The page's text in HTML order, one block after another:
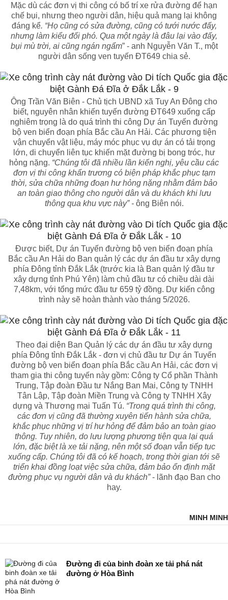
Mặc dù các đơn vị thi công có bố trí xe rửa đường để hạn
chế bụi, nhưng theo người dân, hiệu quả mang lại không
đáng kể. “Họ cũng có sửa đường, cũng có tưới nước đấy,
nhưng làm kiểu đối phó. Qua một ngày là đâu lại vào đấy,
bụi mù trời, ai cũng ngán ngẩm” - anh Nguyễn Văn T., một
người dân sống ven tuyến ĐT649 chia sẻ.
Ông Trần Văn Biên - Chủ tịch UBND xã Tuy An Đông cho
biết, nguyên nhân khiến tuyến đường ĐT649 xuống cấp
nghiêm trọng là do quá trình thi công Dự án Tuyến đường
bộ ven biển đoạn phía Bắc cầu An Hải. Các phương tiện
vận chuyển vật liệu, máy móc phục vụ dự án có tải trọng
lớn, di chuyển liên tục khiến mặt đường bị bong tróc, hư
hỏng nặng. “Chúng tôi đã nhiều lần kiến nghị, yêu cầu các
đơn vị thi công khẩn trương có biện pháp khắc phục tạm
thời, sửa chữa những đoạn hư hỏng nặng nhằm đảm bảo
an toàn giao thông cho người dân và du khách khi lưu
thông qua khu vực này” -ông Biên nói.
Được biết, Dự án Tuyến đường bộ ven biển đoạn phía
Bắc cầu An Hải do Ban quản lý các dự án đầu tư xây dựng
phía Đông tỉnh Đắk Lắk (trước kia là Ban quản lý đầu tư
xây dựng tỉnh Phú Yên) làm chủ đầu tư có chiều dài dài
7,48km, với tổng mức đầu tư 659 tỷ đồng. Dự kiến công
trình này sẽ hoàn thành vào tháng 5/2026.
Theo đại diện Ban Quản lý các dự án đầu tư xây dựng
phía Đông tỉnh Đắk Lắk - đơn vị chủ đầu tư Dự án Tuyến
đường bộ ven biển đoạn phía Bắc cầu An Hải, các đơn vị
tham gia thi công tuyến này gồm: Công ty Cổ phần Thành
Trung, Tập đoàn Đầu tư Nắng Ban Mai, Công ty TNHH
Tân Lập, Tập đoàn Miền Trung và Công ty TNHH Xây
dựng và Thương mại Tuấn Tú. “Trong quá trình thi công,
các đơn vị cũng đã thường xuyên tiến hành sửa chữa,
khắc phục những vị trí hư hỏng để đảm bảo an toàn giao
thông. Tuy nhiên, do lưu lượng phương tiện qua lại quá
lớn, đặc biệt là xe tải nặng, nên một số đoạn vẫn tiếp tục
xuống cấp. Chúng tôi đã có kế hoạch, trong thời gian tới sẽ
triển khai đồng loạt việc sửa chữa, đảm bảo ổn định mặt
đường phục vụ người dân và du khách”- lãnh đạo Ban cho
hay.
MINH MINH
Đường đi của binh đoàn xe tải phá nát
đường ở Hòa Bình